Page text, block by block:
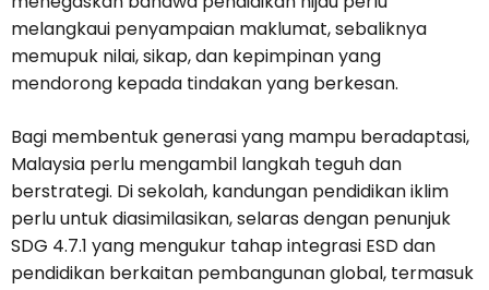
melangkaui penyampaian maklumat, sebaliknya
memupuk nilai, sikap, dan kepimpinan yang
mendorong kepada tindakan yang berkesan.
Bagi membentuk generasi yang mampu beradaptasi,
Malaysia perlu mengambil langkah teguh dan
berstrategi. Di sekolah, kandungan pendidikan iklim
perlu untuk diasimilasikan, selaras dengan penunjuk
SDG 4.7.1 yang mengukur tahap integrasi ESD dan
pendidikan berkaitan pembangunan global, termasuk